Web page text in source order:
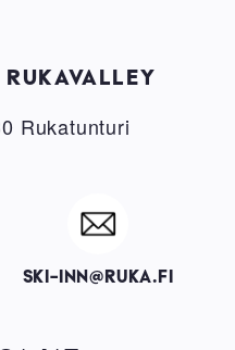
Rukatunturi
Image
SKI-INN@RUKA.FI